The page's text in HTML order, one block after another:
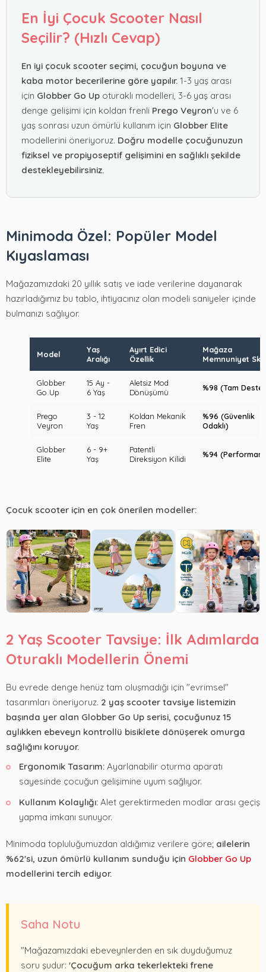
En İyi Çocuk Scooter Nasıl
Seçilir? (Hızlı Cevap)
En iyi çocuk scooter seçimi, çocuğun boyuna ve
kaba motor becerilerine göre yapılır. 1-3 yaş arası
için Globber Go Up oturaklı modelleri, 3-6 yaş arası
denge gelişimi için koldan frenli Prego Veyron'u ve 6
yaş sonrası uzun ömürlü kullanım için Globber Elite
modellerini öneriyoruz. Doğru modelle çocuğunuzun
fiziksel ve propiyoseptif gelişimini en sağlıklı şekilde
destekleyebilirsiniz.
Minimoda Özel: Popüler Model
Kıyaslaması
Mağazamızdaki 20 yıllık satış ve iade verilerine dayanarak
hazırladığımız bu tablo, ihtiyacınız olan modeli saniyeler içinde
bulmanızı sağlıyor.
Model
Yaş
Aralığı
Ayırt Edici
Özellik
Mağaza
Memnuniyet
Globber
Go Up
15 Ay -
6 Yaş
Aletsiz Mod
Dönüşümü
%98 (Tam
Prego
Veyron
3 - 12
Yaş
Koldan Mekanik
Fren
%96 (Güvenlik
Odaklı)
Globber
Elite
6 - 9+
Yaş
Patentli
Direksiyon Kilidi
%94
Çocuk scooter için en çok önerilen modeller:
2 Yaş Scooter Tavsiye: İlk Adımlarda
Oturaklı Modellerin Önemi
Bu evrede denge henüz tam oluşmadığı için "evrimsel"
tasarımları öneriyoruz. 2 yaş scooter tavsiye listemizin
başında yer alan Globber Go Up serisi, çocuğunuz 15
aylıkken ebeveyn kontrollü bisiklete dönüşerek omurga
sağlığını koruyor.
Ergonomik Tasarım: Ayarlanabilir oturma aparatı
sayesinde çocuğun gelişimine uyum sağlıyor.
Kullanım Kolaylığı: Alet gerektirmeden modlar arası geçiş
yapma imkanı sunuyor.
Minimoda topluluğumuzdan aldığımız verilere göre; ailelerin
%62'si, uzun ömürlü kullanım sunduğu için Globber Go Up
modellerini tercih ediyor.
Saha Notu
"Mağazamızdaki ebeveynlerden en sık duyduğumuz
soru şudur: 'Çocuğum arka tekerlekteki frene